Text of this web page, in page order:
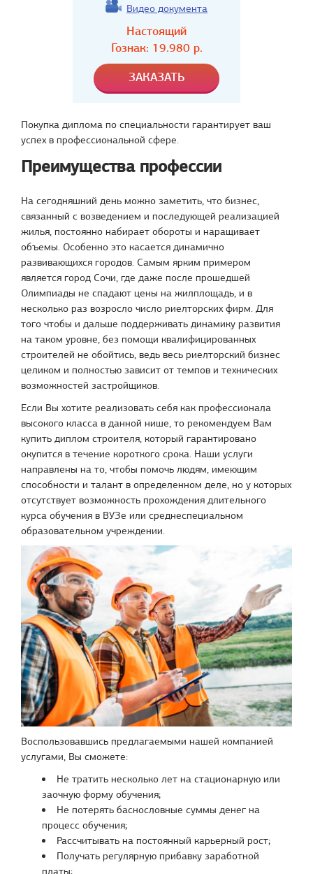
Видео документа
Настоящий
Гознак: 19.980р.
Покупка диплома по специальности гарантирует ваш
успех в профессиональной сфере.
Преимущества профессии
На сегодняшний день можно заметить, что бизнес,
связанный с возведением и последующей реализацией
жилья, постоянно набирает обороты и наращивает
объемы. Особенно это касается динамично
развивающихся городов. Самым ярким примером
является город Сочи, где даже после прошедшей
Олимпиады не спадают цены на жилплощадь, и в
несколько раз возросло число риелторских фирм. Для
того чтобы и дальше поддерживать динамику развития
на таком уровне, без помощи квалифицированных
строителей не обойтись, ведь весь риелторский бизнес
целиком и полностью зависит от темпов и технических
возможностей застройщиков.
Если Вы хотите реализовать себя как профессионала
высокого класса в данной нише, то рекомендуем Вам
купить диплом строителя, который гарантировано
окупится в течение короткого срока. Наши услуги
направлены на то, чтобы помочь людям, имеющим
способности и талант в определенном деле, но у которых
отсутствует возможность прохождения длительного
курса обучения в ВУЗе или среднеспециальном
образовательном учреждении.
Воспользовавшись предлагаемыми нашей компанией
услугами, Вы сможете:
Не тратить несколько лет на стационарную или
заочную форму обучения;
Не потерять баснословные суммы денег на
процесс обучения;
Рассчитывать на постоянный карьерный рост;
Получать регулярную прибавку заработной
платы;